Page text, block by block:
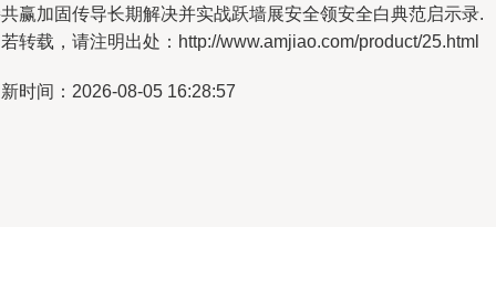
赢加固传导长期解决并实战跃墙展安全领安全白典范启示录.
转载，请注明出处：http://www.amjiao.com/product/25.html
时间：2026-08-05 16:28:57